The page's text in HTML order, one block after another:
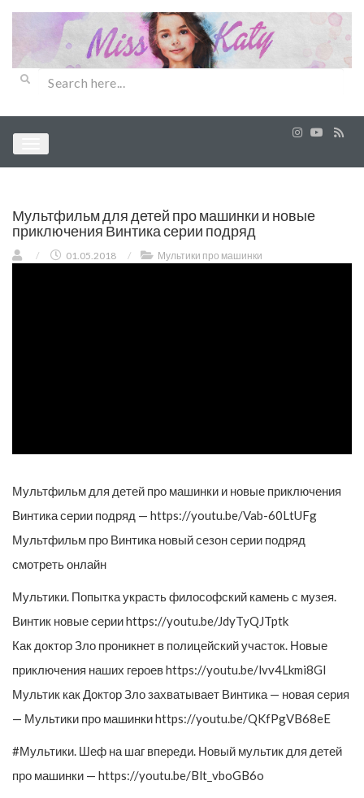
Мультфильм для детей про машинки и новые
приключения Винтика серии подряд
/ 01.05.2018 / Мультики про машинки
Мультфильм для детей про машинки и новые приключения
Винтика серии подряд — https://youtu.be/Vab-60LtUFg
Мультфильм про Винтика новый сезон серии подряд
смотреть онлайн
Мультики. Попытка украсть философский камень с музея.
Винтик новые серии https://youtu.be/JdyTyQJTptk
Как доктор Зло проникнет в полицейский участок. Новые
приключения наших героев https://youtu.be/lvv4Lkmi8GI
Мультик как Доктор Зло захватывает Винтика — новая серия
— Мультики про машинки https://youtu.be/QKfPgVB68eE
#Мультики. Шеф на шаг впереди. Новый мультик для детей
про машинки — https://youtu.be/Blt_vboGB6o